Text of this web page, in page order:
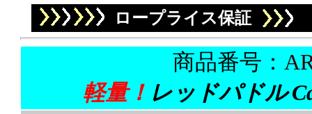
ロープライス保証
商品番号：
軽量！ レッドパドル